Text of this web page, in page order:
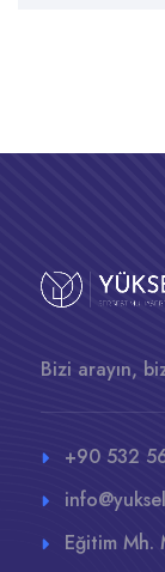
Bizi arayın,
+90 532
Eğitim Mh.